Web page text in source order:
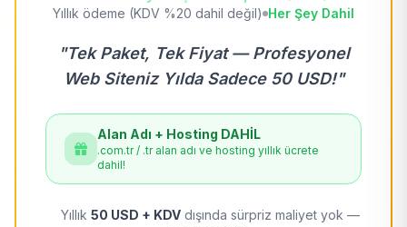
Yıllık ödeme (KDV %20 dahil değil) Her Şey Dahil
"Tek Paket, Tek Fiyat — Profesyonel
Web Siteniz Yılda Sadece 50 USD!"
Alan Adı + Hosting DAHİL
.com.tr / .tr alan adı ve hosting yıllık ücrete
dahil!
Yıllık 50 USD + KDV dışında sürpriz maliyet yok —